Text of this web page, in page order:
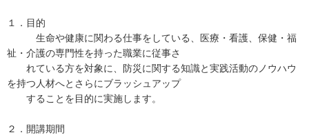
１．目的
生命や健康に関わる仕事をしている、医療・看護、保健・福
祉・介護の専門性を持った職業に従事さ
れている方を対象に、防災に関する知識と実践活動のノウハウ
を持つ人材へとさらにブラッシュアップ
することを目的に実施します。
２．開講期間